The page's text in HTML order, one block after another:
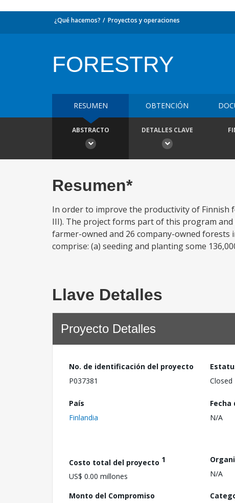
¿Qué hacemos? Proyectos y operaciones
FORESTRY
RESUMEN OBTENCIÓN
ABSTRACTO DETALLES CLAVE
Resumen*
In order to improve the productivity of Finnish
III). The project forms part of this program
farmer-owned and 26 company-owned
comprise: (a) seeding and planting some
Llave Detalles
Proyecto Detalles
No. de identificación del proyecto
P037381
Closed
País
Finlandia
N/A
Costo total del proyecto 1
US$ 0.00 millones
N/A
Monto del Compromiso